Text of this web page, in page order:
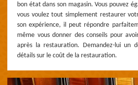
bon état dans son magasin. Vous pouvez
vous voulez tout simplement restaurer
son expérience, il peut répondre
même vous donner des conseils pour
après la restauration. Demandez-lui un
détails sur le coût de la restauration.